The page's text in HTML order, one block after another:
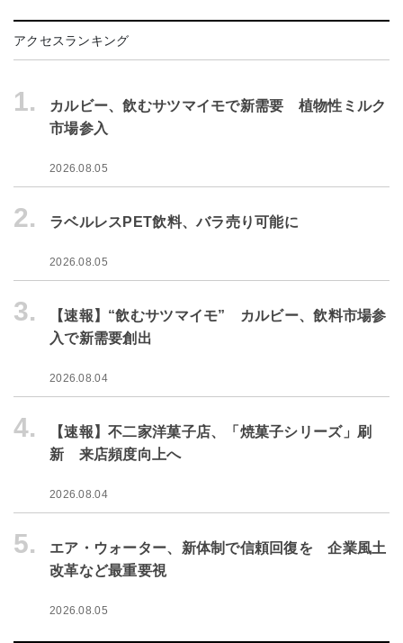
アクセスランキング
1.
カルビー、飲むサツマイモで新需要 植物性ミルク
市場参入
2026.08.05
2. ラベルレスPET飲料、バラ売り可能に
2026.08.05
3.
【速報】“飲むサツマイモ” カルビー、飲料市場参
入で新需要創出
2026.08.04
4.
【速報】不二家洋菓子店、「焼菓子シリーズ」刷
新 来店頻度向上へ
2026.08.04
5.
エア・ウォーター、新体制で信頼回復を 企業風土
改革など最重要視
2026.08.05